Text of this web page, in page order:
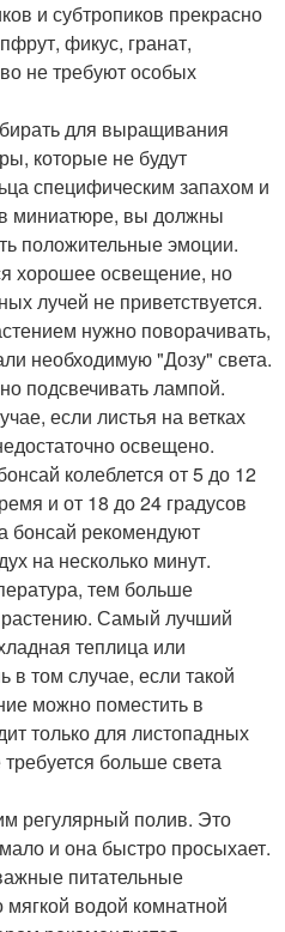
и субтропиков прекрасно
фикус, гранат,
не требуют особых
для выращивания
которые не будут
специфическим запахом и
миниатюре, вы должны
положительные эмоции.
хорошее освещение, но
лучей не приветствуется.
нужно поворачивать,
необходимую "Дозу" света.
подсвечивать лампой.
если листья на ветках
освещено.
колеблется от 5 до 12
и от 18 до 24 градусов
бонсай рекомендуют
на несколько минут.
тем больше
растению. Самый лучший
теплица или
в том случае, если такой
можно поместить в
только для листопадных
больше света
регулярный полив. Это
и она быстро просыхает.
питательные
водой комнатной